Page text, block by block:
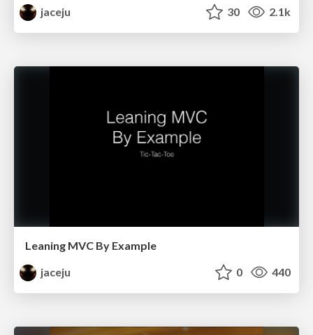
jaceju
30 2.1k
Leaning MVC By Example
jaceju
0 440